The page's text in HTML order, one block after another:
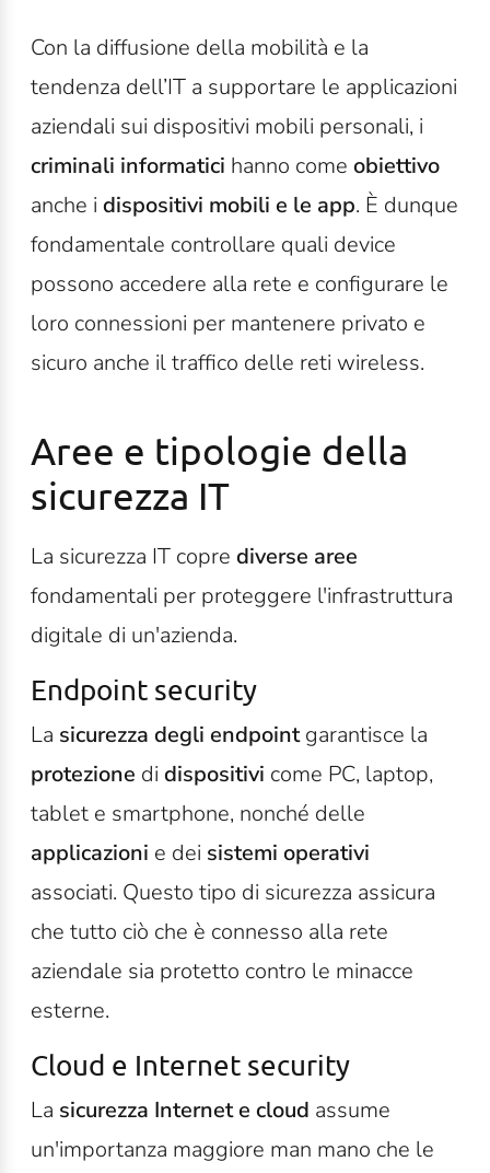
Con la diffusione della mobilità e la
tendenza dell’IT a supportare le applicazioni
aziendali sui dispositivi mobili personali, i
criminali informatici hanno come obiettivo
anche i dispositivi mobili e le app. È dunque
fondamentale controllare quali device
possono accedere alla rete e configurare le
loro connessioni per mantenere privato e
sicuro anche il traffico delle reti wireless.
Aree e tipologie della
sicurezza IT
La sicurezza IT copre diverse aree
fondamentali per proteggere l'infrastruttura
digitale di un'azienda.
Endpoint security
La sicurezza degli endpointgarantisce la
protezione di dispositivi come PC, laptop,
tablet e smartphone, nonché delle
applicazioni e dei sistemi operativi
associati. Questo tipo di sicurezza assicura
che tutto ciò che è connesso alla rete
aziendale sia protetto contro le minacce
esterne.
Cloud e Internet security
La sicurezza Internet e cloud assume
un'importanza maggiore man mano che le